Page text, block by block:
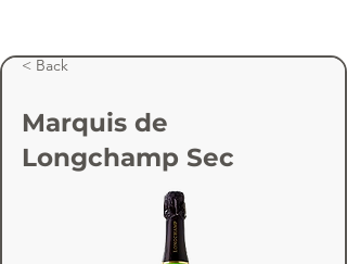
< Back
Marquis de
Longchamp Sec